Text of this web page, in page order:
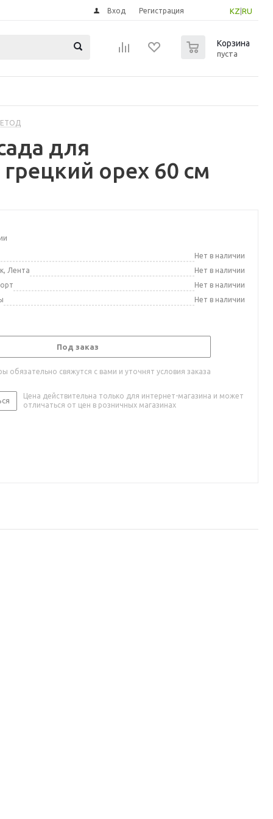
KZ RU
Вход Регистрация
Корзина
пуста
для
орех 60 см
Нет в наличии
Лента
Нет в наличии
Нет в наличии
Нет в наличии
Под заказ
обязательно свяжутся с вами и уточнят условия заказа
Цена действительна только для интернет-магазина и может
отличаться от цен в розничных магазинах